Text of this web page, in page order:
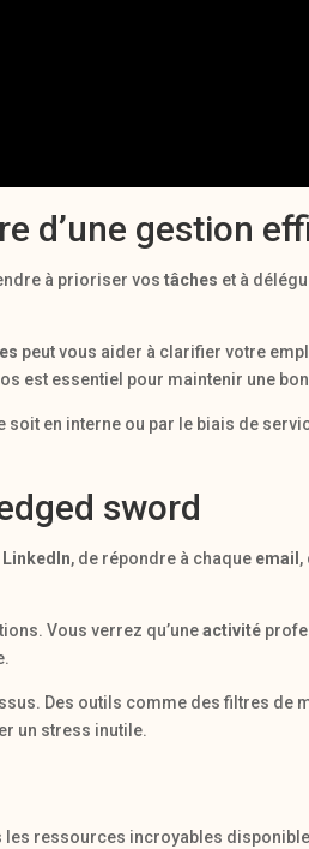
d’une gestion
à prioriser vostâches et à
peut vous aider à clarifier votre
est essentiel pour maintenir une
en interne ou par le biais de
sword
LinkedIn, de répondre à chaque email ,
Vous verrez qu’uneactivité
Des outils comme des filtres de
un stress inutile.
ressources incroyables